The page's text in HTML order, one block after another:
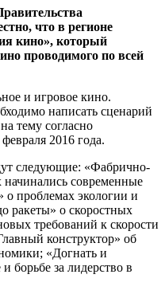
что в регионе
кино», который
проводимого по всей
и игровое кино.
написать сценарий
тему согласно
2016 года.
следующие: «Фабрично-
начинались современные
о проблемах экологии и
ракеты» о скоростных
требований к скорости
конструктор» об
«Догнать и
и борьбе за лидерство в